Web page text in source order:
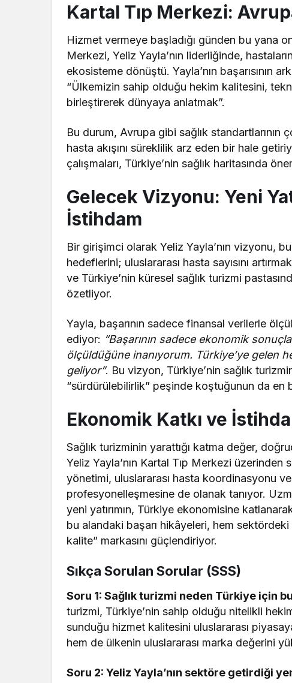
Kartal Tıp Merkezi:
Hizmet vermeye başladığı günden bu yana
Merkezi, Yeliz Yayla’nın liderliğinde,
ekosisteme dönüştü. Yayla’nın başarısının
“Ülkemizin sahip olduğu hekim kalitesini,
birleştirerek dünyaya anlatmak”.
Bu durum, Avrupa gibi sağlık
hasta akışını süreklilik arz eden bir hale
çalışmaları, Türkiye’nin sağlık haritasında
Gelecek Vizyonu: Yeni
İstihdam
Bir girişimci olarak Yeliz Yayla’nın vizyonu,
hedeflerini; uluslararası hasta sayısını
ve Türkiye’nin küresel sağlık turizmi
özetliyor.
Yayla, başarının sadece finansal verilerle
ediyor: “Başarının sadece ekonomik
ölçüldüğüne inanıyorum. Türkiye’ye gelen
geliyor”. Bu vizyon, Türkiye’nin sağlık
“sürdürülebilirlik” peşinde koştuğunun da en
Ekonomik Katkı ve
Sağlık turizminin yarattığı katma değer,
Yeliz Yayla’nın Kartal Tıp Merkezi üzerinden
yönetimi, uluslararası hasta koordinasyonu
profesyonelleşmesine de olanak tanıyor.
yeni yatırımın, Türkiye ekonomisine
bu alandaki başarı hikâyeleri, hem sektördeki
kalite” markasını güçlendiriyor.
Sıkça Sorulan Sorular (SSS)
Soru 1: Sağlık turizmi neden Türkiye için
turizmi, Türkiye’nin sahip olduğu nitelikli
sunduğu hizmet kalitesini uluslararası
hem de ülkenin uluslararası marka değerini
Soru 2: Yeliz Yayla’nın sektöre getirdiği